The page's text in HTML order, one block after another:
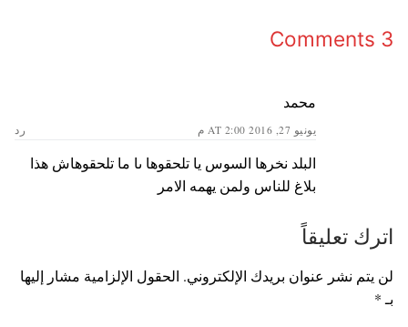
3 Comments
محمد
يونيو 27, 2016 AT 2:00 م رد
البلد نخرها السوس يا تلحقوها ىا ما تلحقوهاش هذا
بلاغ للناس ولمن يهمه الامر
اترك تعليقاً
لن يتم نشر عنوان بريدك الإلكتروني. الحقول الإلزامية مشار إليها
بـ *